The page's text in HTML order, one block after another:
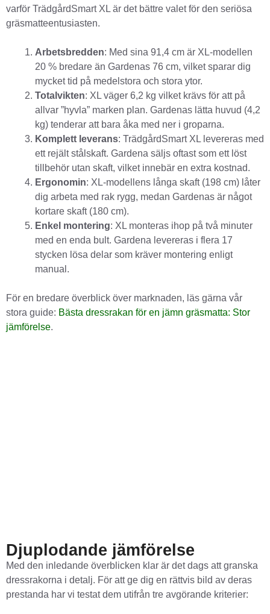
varför TrädgårdSmart XL är det bättre valet för den seriösa
gräsmatteentusiasten.
Arbetsbredden: Med sina 91,4 cm är XL-modellen
20 % bredare än Gardenas 76 cm, vilket sparar dig
mycket tid på medelstora och stora ytor.
Totalvikten: XL väger 6,2 kg vilket krävs för att på
allvar ”hyvla” marken plan. Gardenas lätta huvud (4,2
kg) tenderar att bara åka med ner i groparna.
Komplett leverans: TrädgårdSmart XL levereras med
ett rejält stålskaft. Gardena säljs oftast som ett löst
tillbehör utan skaft, vilket innebär en extra kostnad.
Ergonomin: XL-modellens långa skaft (198 cm) låter
dig arbeta med rak rygg, medan Gardenas är något
kortare skaft (180 cm).
Enkel montering: XL monteras ihop på två minuter
med en enda bult. Gardena levereras i flera 17
stycken lösa delar som kräver montering enligt
manual.
För en bredare överblick över marknaden, läs gärna vår
stora guide: Bästa dressrakan för en jämn gräsmatta: Stor
jämförelse.
Djuplodande jämförelse
Med den inledande överblicken klar är det dags att granska
dressrakorna i detalj. För att ge dig en rättvis bild av deras
prestanda har vi testat dem utifrån tre avgörande kriterier: